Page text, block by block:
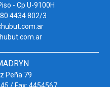
- Cp U-9100H
4434 802/3
Peña 79